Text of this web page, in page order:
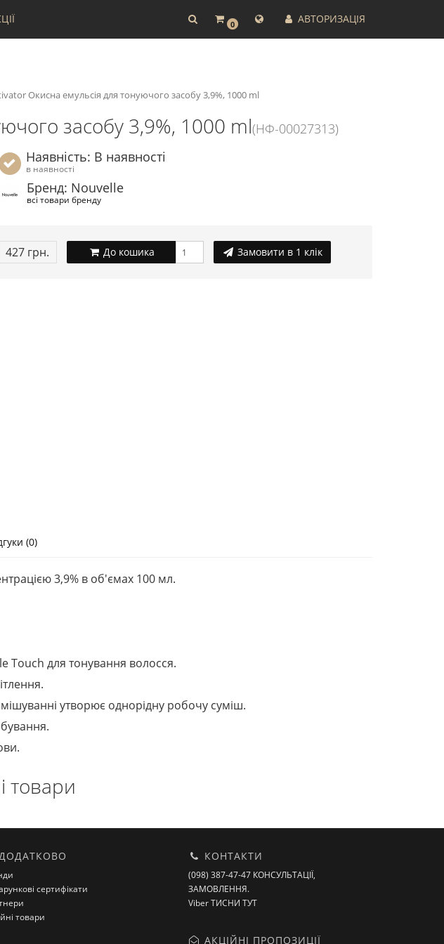
0 АВТОРИЗАЦІЯ
Окисна емульсія для тонуючого засобу 3,9%, 1000 ml
засобу 3,9%, 1000 ml(НФ-00027313)
Наявність: В наявності
в наявності
Бренд: Nouvelle
всі товари бренду
427 грн. До кошика Замовити в 1 клік
(0)
3,9% в об'ємах 100 мл.
Touch для тонування волосся.
утворює однорідну робочу суміш.
товари
сертифікати
товари
КОНТАКТИ
(098) 387-47-47 КОНСУЛЬТАЦІЇ,
ЗАМОВЛЕННЯ.
Viber ТИСНИ ТУТ
АКЦІЙНІ ПРОПОЗИЦІЇ